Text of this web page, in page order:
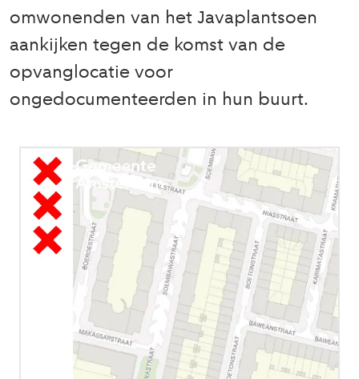
omwonenden van het Javaplantsoen
aankijken tegen de komst van de
opvanglocatie voor
ongedocumenteerden in hun buurt.